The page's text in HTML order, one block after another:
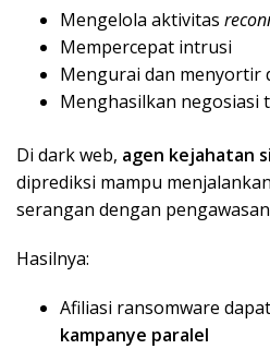
Mengelola aktivitas
Mempercepat intrusi
Mengurai dan menyortir
Menghasilkan negosiasi
Di dark web, agen kejahatan
diprediksi mampu
serangan dengan
Hasilnya:
Afiliasi ransomware
kampanye paralel